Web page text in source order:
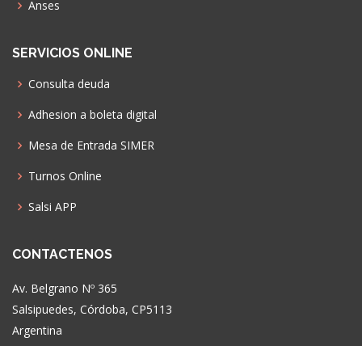
Anses
SERVICIOS ONLINE
Consulta deuda
Adhesion a boleta digital
Mesa de Entrada SIMER
Turnos Online
Salsi APP
CONTACTENOS
Av. Belgrano Nº 365
Salsipuedes, Córdoba, CP5113
Argentina